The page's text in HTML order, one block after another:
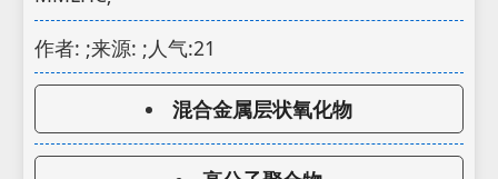
作者: ;来源: ;人气:21
混合金属层状氧化物